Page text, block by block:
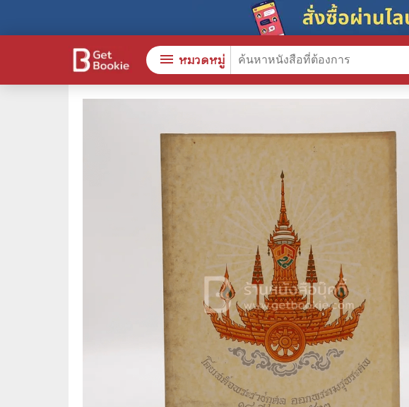
menu หมวดหมู่
สินค้าใช้เฉพาะแต้มเท่านั้น
😁 จิตวิทยา พัฒนาตนเอง
👔 ธุรกิจ เศรษฐศาสตร์
👤 ประวัติบุคคล ประสบการณ์ชีวิต
🌠 โหราศาสตร์ การทำนาย
🎓 การศึกษา
⚖️ กฎหมาย
💬 ภาษาศาสตร์
💉 การแพทย์
👮‍♀️ คู่มือเตรียมสอบราชการ
🏫 หนังสือเรียน
👩‍🏫 แนะแนวการศึกษา
การศึกษาและการสอน